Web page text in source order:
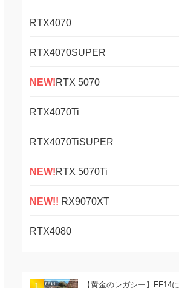
RTX4070
RTX4070SUPER
NEW!RTX 5070
RTX4070Ti
RTX4070TiSUPER
NEW!RTX 5070Ti
NEW!! RX9070XT
RTX4080
【黄金のレガシー】FF14に